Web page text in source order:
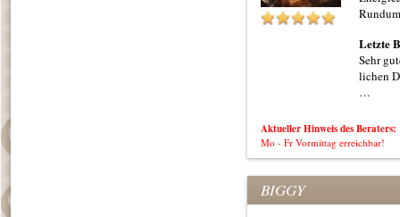
Letzte
Sehr
lichen
…
Aktueller Hinweis des Beraters:
Mo - Fr Vormittag erreichbar!
BIGGY